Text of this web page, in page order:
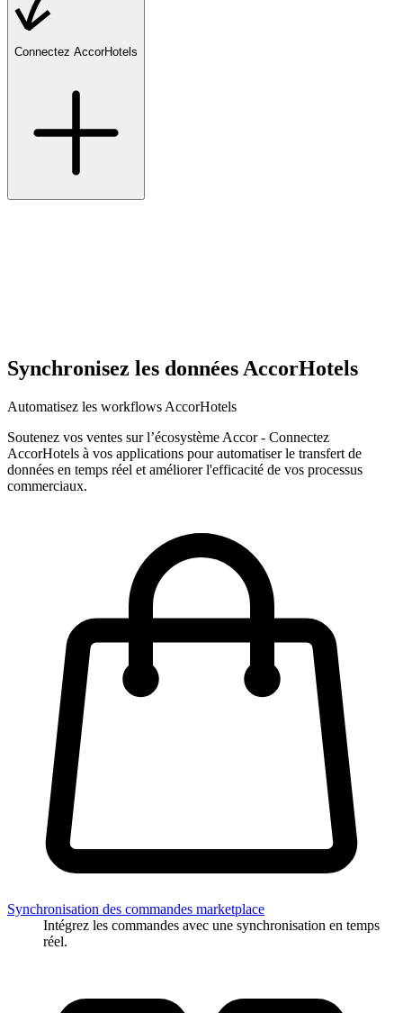
Connectez AccorHotels
Synchronisez les données AccorHotels
Automatisez les workflows AccorHotels
Soutenez vos ventes sur l’écosystème Accor- Connectez
AccorHotels à vos applications pour automatiser le transfert de
données en temps réel et améliorer l'efficacité de vos processus
commerciaux.
Synchronisation des commandes marketplace
Intégrez les commandes avec une synchronisation en temps
réel.